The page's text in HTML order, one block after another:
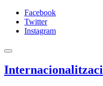
Facebook
Twitter
Instagram